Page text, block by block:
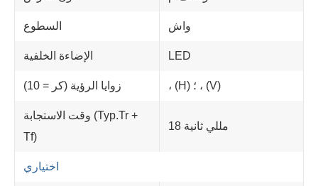
السطوع واش
الإضاءة الخلفية LED
زوايا الرؤية (كر = 10) ، (H) ؛ ، (V)
وقت الاستجابة (Typ.Tr +
Tf)
18 مللي ثانية
اختياري